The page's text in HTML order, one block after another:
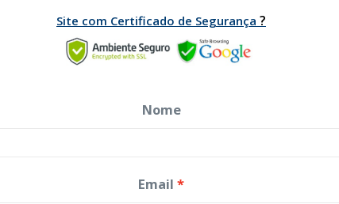
Site com Certificado de Segurança ?
Nome
Email